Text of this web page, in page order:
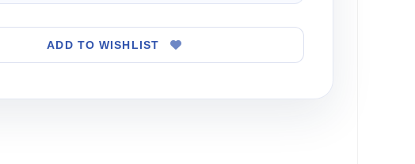
ADD TO WISHLIST